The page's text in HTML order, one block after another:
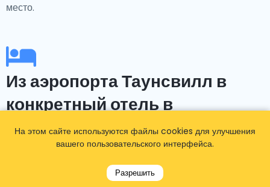
место.
Из аэропорта Таунсвилл в
конкретный отель в
Таунсвилле
проблем!Airporttaxis.com предлагает трансферы в
На этом сайте используются файлы cookies для улучшения
вашего пользовательского интерфейса.
Разрешить